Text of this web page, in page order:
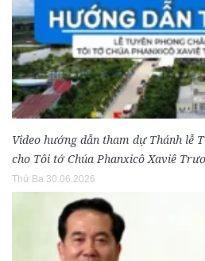
Video hướng dẫn tham dự Thánh lễ
cho Tôi tớ Chúa Phanxicô Xaviê
Thứ Ba 30.06.2026